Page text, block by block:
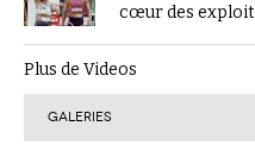
cœur des
Plus de Videos
GALERIES